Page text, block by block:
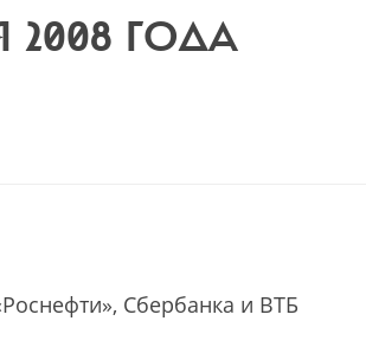
2008 ГОДА
Сбербанка и ВТБ